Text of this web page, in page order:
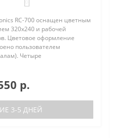
RC-700 оснащен цветным
320х240 и рабочей
Цветовое оформление
пользователем
Четыре
р.
3-5 ДНЕЙ